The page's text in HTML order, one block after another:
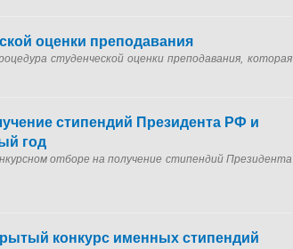
оценки преподавания
студенческой оценки преподавания, которая
стипендий Президента РФ и
год
отборе на получение стипендий Президента
конкурс именных стипендий